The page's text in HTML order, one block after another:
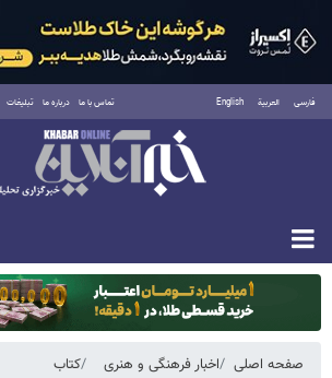
فارسی العربية English تماس با ما درباره ما تبلیغات
یکشنبه ۱۸ مرداد ۱۴۰۵
صفحه اصلی اخبار فرهنگی و هنری کتاب